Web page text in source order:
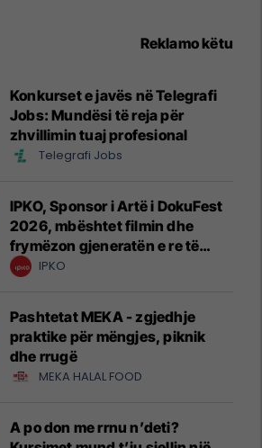
Reklamo këtu
Konkurset e javës në Telegrafi
Jobs: Mundësi të reja për
zhvillimin tuaj profesional
Telegrafi Jobs
IPKO, Sponsor i Artë i DokuFest
2026, mbështet filmin dhe
frymëzon gjeneratën e re të
krijuesve
IPKO
Pashtetat MEKA - zgjedhje
praktike për mëngjes, piknik
dhe rrugë
MEKA HALAL FOOD
A po don me rrnu n’deti?